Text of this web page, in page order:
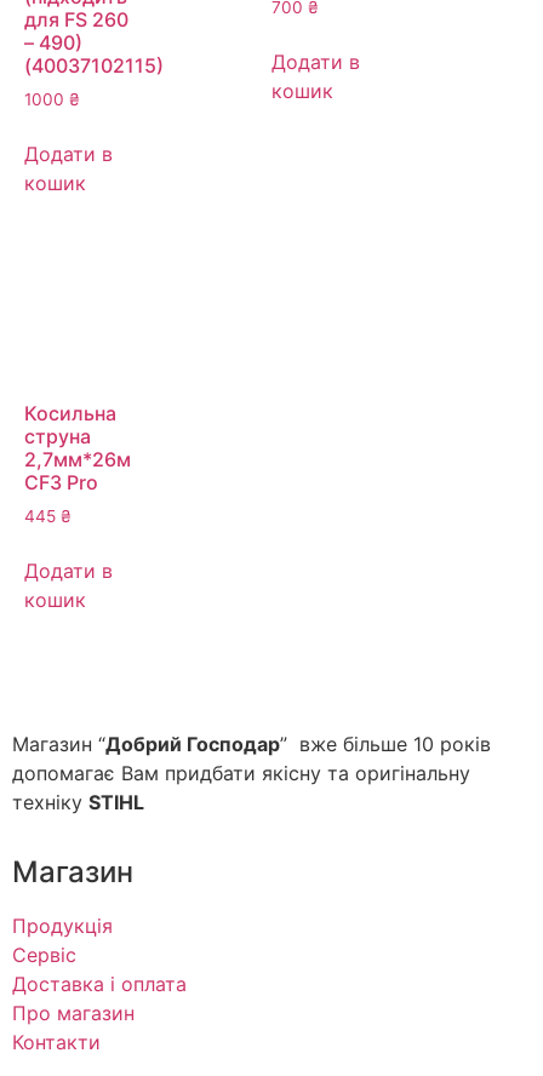
для FS 260
– 490)
(40037102115)
1000 ₴
Додати в
кошик
700 ₴
Додати в
кошик
Косильна
струна
2,7мм*26м
CF3 Pro
445 ₴
Додати в
кошик
Магазин “Добрий Господар” вже більше 10 років
допомагає Вам придбати якісну та оригінальну
техніку STIHL
Магазин
Продукція
Сервіс
Доставка і оплата
Про магазин
Контакти